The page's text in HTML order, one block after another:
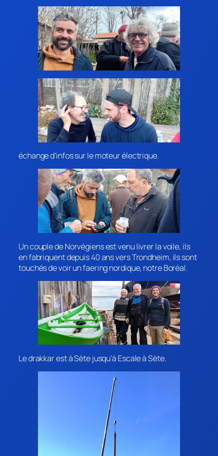
échange d’infos sur le moteur électrique.
Un couple de Norvégiens est venu livrer la voile, ils
en fabriquent depuis 40 ans vers Trondheim, ils sont
touchés de voir un faering nordique, notre Boréal.
Le drakkar est à Sète jusqu’à Escale à Sète.